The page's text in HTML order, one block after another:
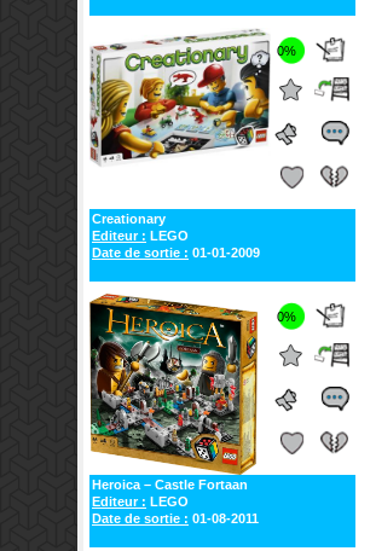
0%
Creationary
Editeur : LEGO
Date de sortie : 01-01-2009
0%
Heroica – Castle Fortaan
Editeur : LEGO
Date de sortie : 01-08-2011